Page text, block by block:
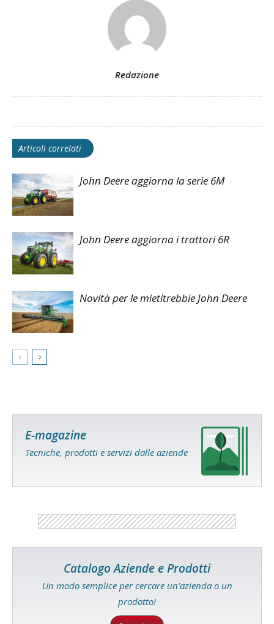
Redazione
Articoli correlati
John Deere aggiorna la serie 6M
John Deere aggiorna i trattori 6R
Novità per le mietitrebbie John Deere
E-magazine
Tecniche, prodotti e servizi dalle aziende
Catalogo Aziende e Prodotti
Un modo semplice per cercare un'azienda o un
prodotto!